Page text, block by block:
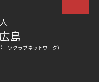
島
ツクラブネットワーク）